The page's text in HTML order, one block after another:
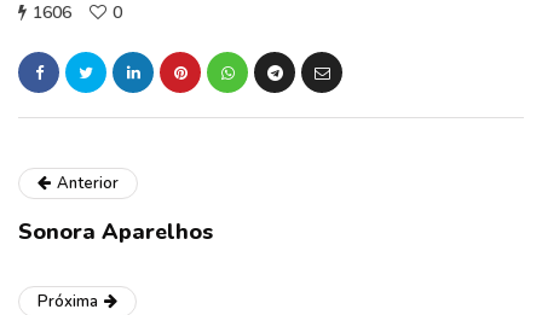
1606 0
Anterior
Sonora Aparelhos
Próxima